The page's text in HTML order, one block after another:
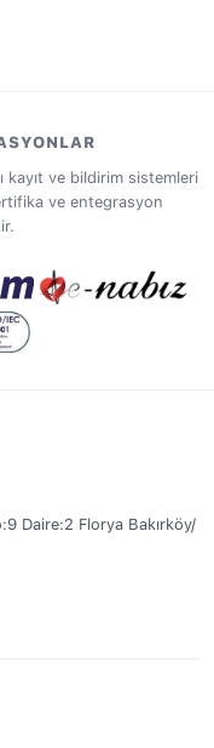
kayıt ve bildirim sistemleri
ve entegrasyon
Daire:2 Florya Bakırköy/